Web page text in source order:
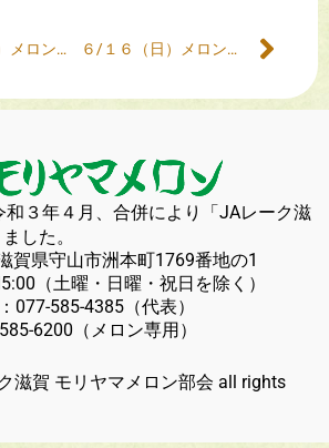
６/１４（金）メロンの販売について ６/１６（日）メロンの販売について
３年４月、合併により「JAレーク滋
した。
県守山市洲本町1769番地の1
（土曜・日曜・祝日を除く）
077-585-4385 （代表）
6200 （メロン専用）
滋賀 モリヤマメロン部会 all rights